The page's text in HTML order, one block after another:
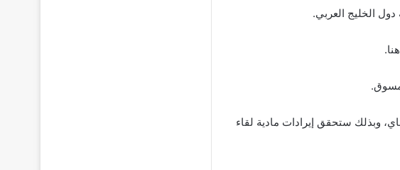
وبذلك ستحقق إيرادات مادية لقاء